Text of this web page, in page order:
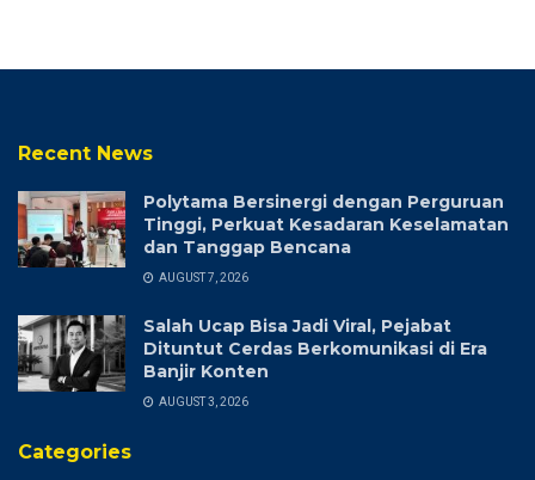
Recent News
Polytama Bersinergi dengan Perguruan
Tinggi, Perkuat Kesadaran Keselamatan
dan Tanggap Bencana
AUGUST 7, 2026
Salah Ucap Bisa Jadi Viral, Pejabat
Dituntut Cerdas Berkomunikasi di Era
Banjir Konten
AUGUST 3, 2026
Categories